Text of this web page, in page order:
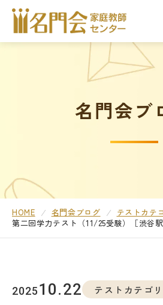
名門会の強み（選ばれる理由）
Googleの口コミを見る
高校受験/中高一貫対策
大学受験
名門会ブ
HOME 名門会ブログ テストカテ
第二回学力テスト（11/25受験）
［渋谷
202510.22 テストカテゴリ